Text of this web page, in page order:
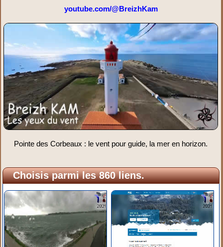
youtube.com/@BreizhKam
Pointe des Corbeaux : le vent pour guide, la mer en horizon.
Choisis parmi les 860 liens.